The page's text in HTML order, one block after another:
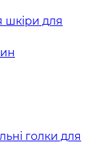
шкіри для